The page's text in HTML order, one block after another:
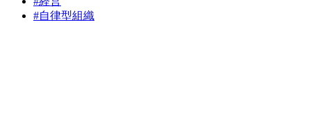
#​自律型組織